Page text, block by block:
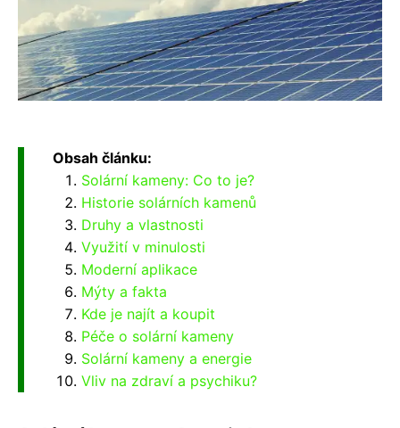
Obsah článku:
Solární kameny: Co to je?
Historie solárních kamenů
Druhy a vlastnosti
Využití v minulosti
Moderní aplikace
Mýty a fakta
Kde je najít a koupit
Péče o solární kameny
Solární kameny a energie
Vliv na zdraví a psychiku?